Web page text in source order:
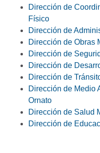
Dirección de
Físico
Dirección de
Dirección de Obras
Dirección de
Dirección de
Dirección de
Dirección de Medio
Ornato
Dirección de Salud
Dirección de